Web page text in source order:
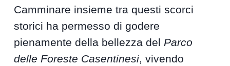
Camminare insieme tra questi scorci
storici ha permesso di godere
pienamente della bellezza del Parco
delle Foreste Casentinesi, vivendo